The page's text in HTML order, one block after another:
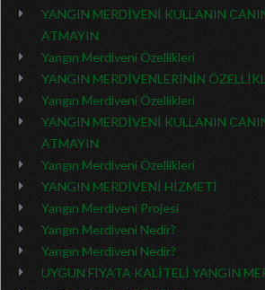
YANGIN MERDİVENİ KULLANIN
ATMAYIN
Yangın Merdiveni Özellikleri
YANGIN MERDİVENLERİNİN
Yangın Merdiveni Özellikleri
YANGIN MERDİVENİ KULLANIN
ATMAYIN
Yangın Merdiveni Özellikleri
YANGIN MERDİVENİ HİZMETİ
Yangın Merdiveni Projesi
Yangın Merdiveni Nedir?
Yangın Merdiveni Nedir?
UYGUN FİYATA KALİTELİ YANGIN